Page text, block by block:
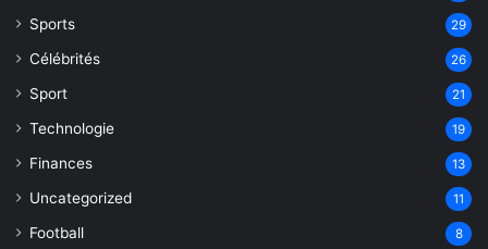
Sports 29
Célébrités 26
Sport 21
Technologie 19
Finances 13
Uncategorized 11
Football 8